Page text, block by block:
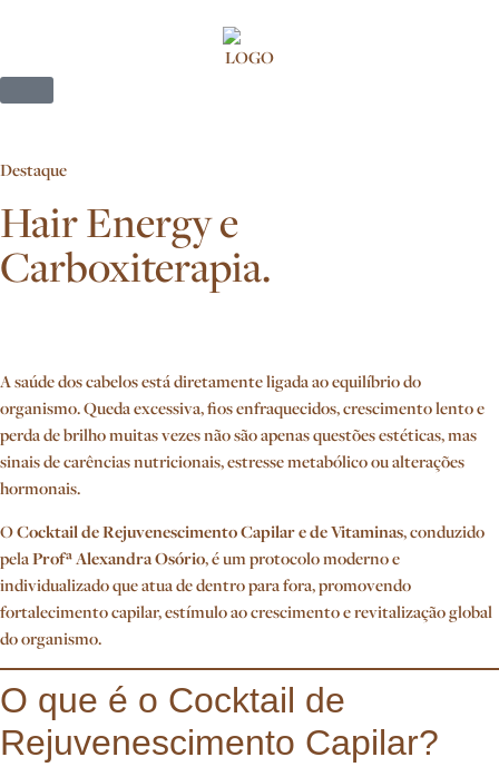
Destaque
Hair Energy e
Carboxiterapia.
A saúde dos cabelos está diretamente ligada ao equilíbrio do
organismo. Queda excessiva, fios enfraquecidos, crescimento lento e
perda de brilho muitas vezes não são apenas questões estéticas, mas
sinais de carências nutricionais, estresse metabólico ou alterações
hormonais.
OCocktail de Rejuvenescimento Capilar e de Vitaminas, conduzido
pelaProfª Alexandra Osório, é um protocolo moderno e
individualizado que atua de dentro para fora, promovendo
fortalecimento capilar, estímulo ao crescimento e revitalização global
do organismo.
O que é o Cocktail de
Rejuvenescimento Capilar?